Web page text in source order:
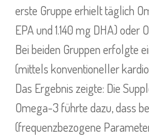
erste Gruppe erhielt täglich
EPA und 1.140 mg DHA)
Bei beiden Gruppen erfolgte
(mittels konventioneller
Das Ergebnis zeigte: Die
Omega-3 führte dazu, dass
(frequenzbezogene